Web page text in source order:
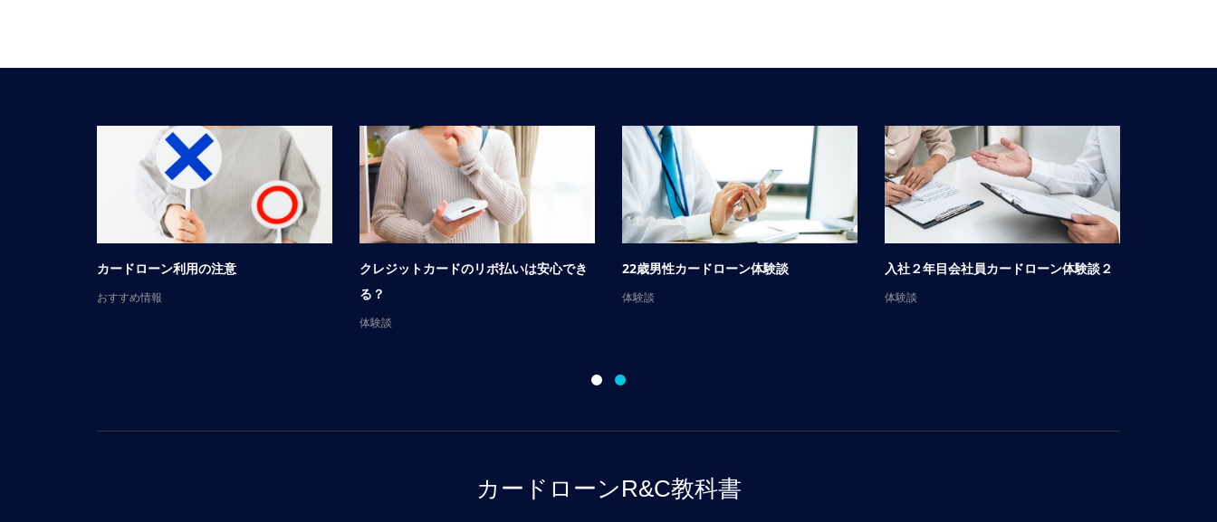
カードローン利用の注意
おすすめ情報
クレジットカードのリボ払いは安心でき
る？
体験談
22歳男性カードローン体験談
体験談
入社２年目会社員カードローン体験談２
体験談
カードローンR&C教科書